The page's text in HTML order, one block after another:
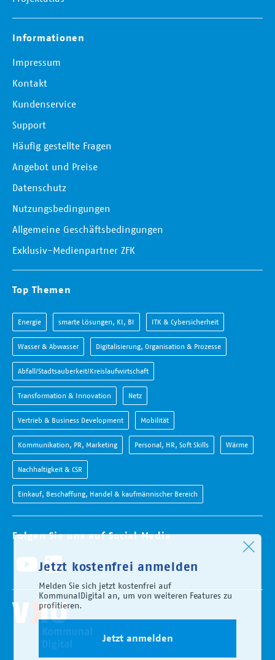
Jetzt kostenfrei anmelden
Melden Sie sich jetzt kostenfrei auf
KommunalDigital an, um von weiteren Features zu
profitieren.
Jetzt anmelden
Informationen
Impressum
Kontakt
Kundenservice
Support
Häufig gestellte Fragen
Angebot und Preise
Datenschutz
Nutzungsbedingungen
Allgemeine Geschäftsbedingungen
Exklusiv-Medienpartner ZFK
Top Themen
Energie smarte Lösungen, KI, BI ITK & Cybersicherheit
Wasser & Abwasser Digitalisierung, Organisation & Prozesse
Abfall/Stadtsauberkeit/Kreislaufwirtschaft
Transformation & Innovation Netz
Vertrieb & Business Development Mobilität
Kommunikation, PR, Marketing Personal, HR, Soft Skills Wärme
Nachhaltigkeit & CSR
Einkauf, Beschaffung, Handel & kaufmännischer Bereich
Folgen Sie uns auf Social Media